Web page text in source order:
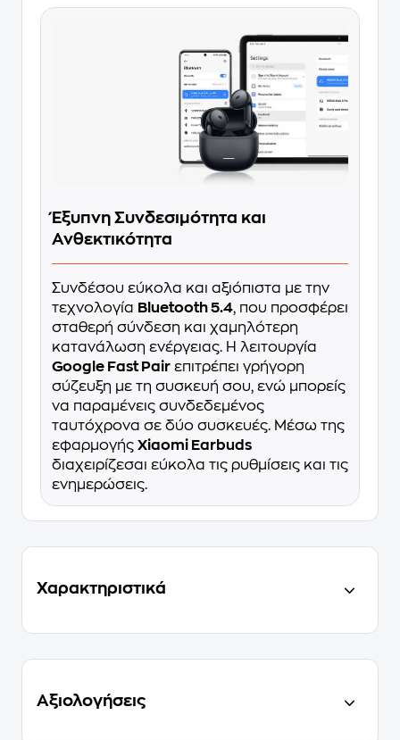
Έξυπνη Συνδεσιμότητα και
Ανθεκτικότητα
Συνδέσου εύκολα και αξιόπιστα με την
τεχνολογία Bluetooth 5.4, που προσφέρει
σταθερή σύνδεση και χαμηλότερη
κατανάλωση ενέργειας. Η λειτουργία
Google Fast Pair επιτρέπει γρήγορη
σύζευξη με τη συσκευή σου, ενώ μπορείς
να παραμένεις συνδεδεμένος
ταυτόχρονα σε δύο συσκευές. Μέσω της
εφαρμογής Xiaomi Earbuds
διαχειρίζεσαι εύκολα τις ρυθμίσεις και τις
ενημερώσεις.
Χαρακτηριστικά
Αξιολογήσεις